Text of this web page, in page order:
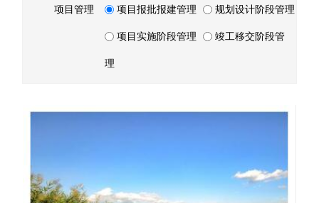
项目管理 项目报批报建管理 规划设计阶段管理
项目实施阶段管理 竣工移交阶段管
理